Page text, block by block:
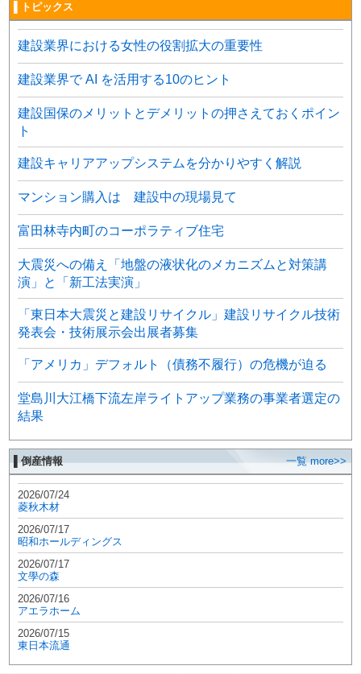
▌トピックス
建設業界における女性の役割拡大の重要性
建設業界で AI を活用する10のヒント
建設国保のメリットとデメリットの押さえておくポイン
ト
建設キャリアアップシステムを分かりやすく解説
マンション購入は 建設中の現場見て
富田林寺内町のコーポラティブ住宅
大震災への備え「地盤の液状化のメカニズムと対策講
演」と「新工法実演」
「東日本大震災と建設リサイクル」建設リサイクル技術
発表会・技術展示会出展者募集
「アメリカ」デフォルト（債務不履行）の危機が迫る
堂島川大江橋下流左岸ライトアップ業務の事業者選定の
結果
▌倒産情報 一覧 more>>
2026/07/24
菱秋木材
2026/07/17
昭和ホールディングス
2026/07/17
文學の森
2026/07/16
アエラホーム
2026/07/15
東日本流通